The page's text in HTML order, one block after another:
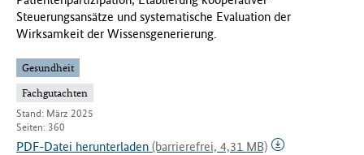
Steuerungsansätze und systematische Evaluation der
Wirksamkeit der Wissensgenerierung.
Gesundheit
Fachgutachten
Stand: März 2025
Seiten: 360
PDF-Datei herunterladen (barrierefrei, 4,31 MB)